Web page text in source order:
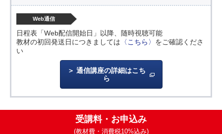
Web通信
日程表「Web配信開始日」以降、随時視聴可能
教材の初回発送日につきましては 〈こちら〉 をご確認くださ
い
通信講座の詳細はこち
ら
受講料・お申込み
(教材費・消費税10%込み)